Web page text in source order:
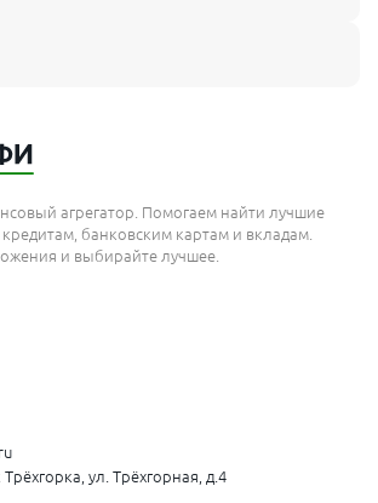
агрегатор. Помогаем найти лучшие
банковским картам и вкладам.
и выбирайте лучшее.
ул. Трёхгорная, д.4